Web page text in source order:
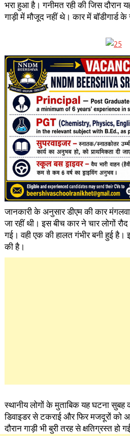
भरा हुआ है। गनीमत रही की जिस दौरान
गाड़ी में मौजूद नहीं थे। कार में बॉडीगार्ड
जानकारी के अनुसार डीएम की कार
जा रहीं थी। इस बीच कार ने चार लोगों
गई। वही एक की हालत गंभीर बनी हुई है।
की है।
स्थानीय लोगों के मुताबिक यह घटना सुबह
डिवाइडर से टकराई और फिर मजदूरों को
दौरान गाड़ी भी बुरी तरह से क्षतिग्रस्त हो